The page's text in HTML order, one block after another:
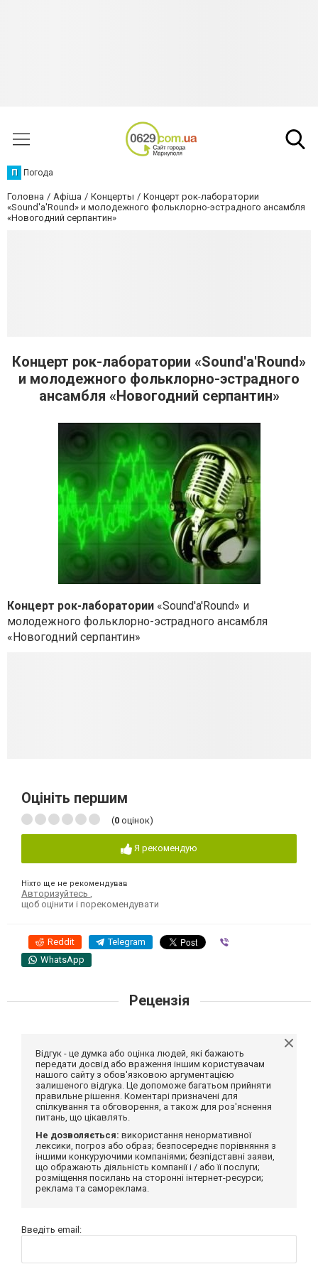
П Погода
Головна Афіша Концерты
Концерт рок-лаборатории
«Sound'a'Round» и молодежного фольклорно-эстрадного ансамбля
«Новогодний серпантин»
Концерт рок-лаборатории «Sound'a'Round»
и молодежного фольклорно-эстрадного
ансамбля «Новогодний серпантин»
Концерт рок-лаборатории «Sound'a'Round» и
молодежного фольклорно-эстрадного ансамбля
«Новогодний серпантин»
Оцініть першим
(0 оцінок)
Я рекомендую
Ніхто ще не рекомендував
Авторизуйтесь
щоб оцінити і порекомендувати
Reddit Telegram
WhatsApp
Рецензія
Відгук - це думка або оцінка людей, які бажають
передати досвід або враження іншим користувачам
нашого сайту з обов'язковою аргументацією
залишеного відгука. Це допоможе багатьом прийняти
правильне рішення. Коментарі призначені для
спілкування та обговорення, а також для роз'яснення
питань, що цікавлять.
Не дозволяється: використання ненормативної
лексики, погроз або образ; безпосереднє порівняння з
іншими конкуруючими компаніями; безпідставні заяви,
що ображають діяльність компанії і / або її послуги;
розміщення посилань на сторонні інтернет-ресурси;
реклама та самореклама.
Введіть email: